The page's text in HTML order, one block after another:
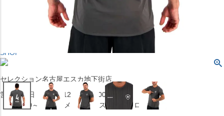
東京都千代田区神田三崎町２丁目２２−１ 1F
SHOP
セレクション名古屋エスカ地下街店
営業：平日・土日祝12:00～19:00
（※15:00～16:00はメンテナンスのためクローズ）